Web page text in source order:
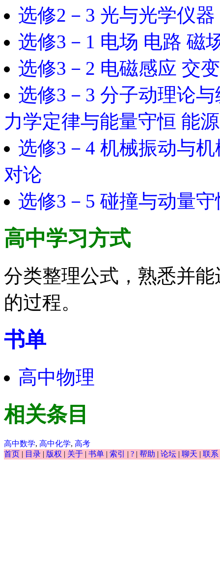
选修2－3 光与光学仪
选修3－1 电场 电路 磁
选修3－2 电磁感应 交
选修3－3 分子动理论
力学定律与能量守恒 能源
选修3－4 机械振动与
对论
选修3－5 碰撞与动量
高中学习方式
分类整理公式，熟悉并
的过程。
书单
高中物理
相关条目
高中数学, 高中化学, 高考
首页 | 目录 | 版权 | 关于 | 书单 | 索引 | ? | 帮助 | 论坛 | 聊天 | 联系